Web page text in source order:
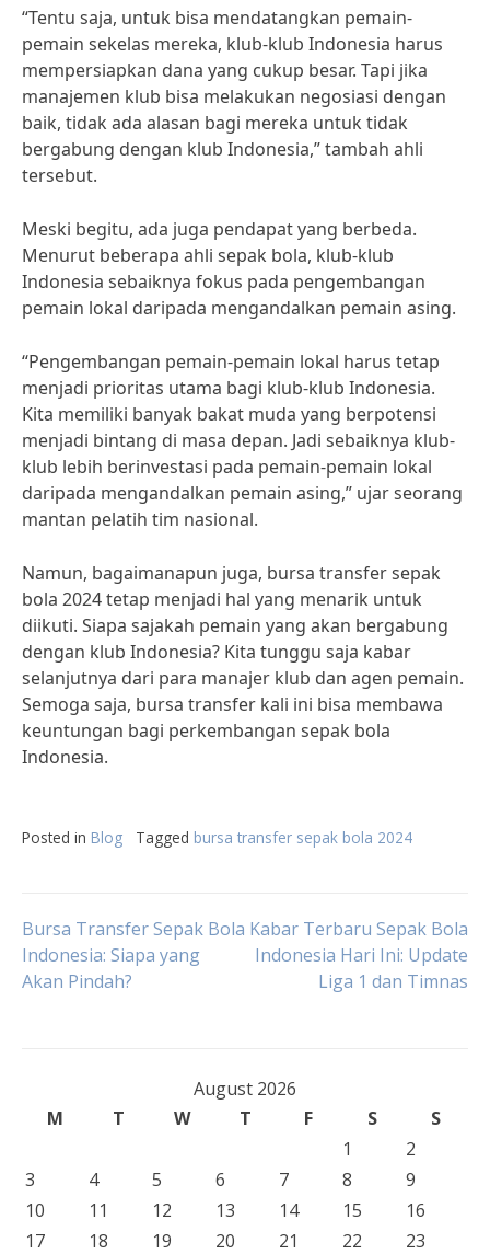
“Tentu saja, untuk bisa mendatangkan pemain-
pemain sekelas mereka, klub-klub Indonesia harus
mempersiapkan dana yang cukup besar. Tapi jika
manajemen klub bisa melakukan negosiasi dengan
baik, tidak ada alasan bagi mereka untuk tidak
bergabung dengan klub Indonesia,” tambah ahli
tersebut.
Meski begitu, ada juga pendapat yang berbeda.
Menurut beberapa ahli sepak bola, klub-klub
Indonesia sebaiknya fokus pada pengembangan
pemain lokal daripada mengandalkan pemain asing.
“Pengembangan pemain-pemain lokal harus tetap
menjadi prioritas utama bagi klub-klub Indonesia.
Kita memiliki banyak bakat muda yang berpotensi
menjadi bintang di masa depan. Jadi sebaiknya klub-
klub lebih berinvestasi pada pemain-pemain lokal
daripada mengandalkan pemain asing,” ujar seorang
mantan pelatih tim nasional.
Namun, bagaimanapun juga, bursa transfer sepak
bola 2024 tetap menjadi hal yang menarik untuk
diikuti. Siapa sajakah pemain yang akan bergabung
dengan klub Indonesia? Kita tunggu saja kabar
selanjutnya dari para manajer klub dan agen pemain.
Semoga saja, bursa transfer kali ini bisa membawa
keuntungan bagi perkembangan sepak bola
Indonesia.
Posted in Blog Tagged bursa transfer sepak bola 2024
Post
navigation
Bursa Transfer Sepak Bola
Indonesia: Siapa yang
Akan Pindah?
Kabar Terbaru Sepak Bola
Indonesia Hari Ini: Update
Liga 1 dan Timnas
August 2026
M
T W T F S
S
1
2
3
4 5 6 7 8
9
10
11 12 13 14 15
16
17
18 19 20 21 22
23